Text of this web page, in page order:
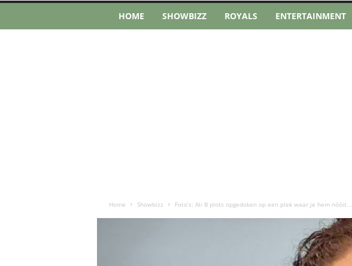
HOME SHOWBIZZ ROYALS ENTERTAINMENT
Home Showbizz Foto’s: Ali B plots opgedoken op een plek waar je hem nóóit...